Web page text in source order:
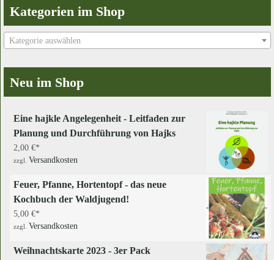
Kategorien im Shop
Kategorie auswählen
Neu im Shop
Eine hajkle Angelegenheit - Leitfaden zur
Planung und Durchführung von Hajks
2,00 €
zzgl. Versandkosten
Feuer, Pfanne, Hortentopf - das neue
Kochbuch der Waldjugend!
5,00 €
zzgl. Versandkosten
Weihnachtskarte 2023 - 3er Pack